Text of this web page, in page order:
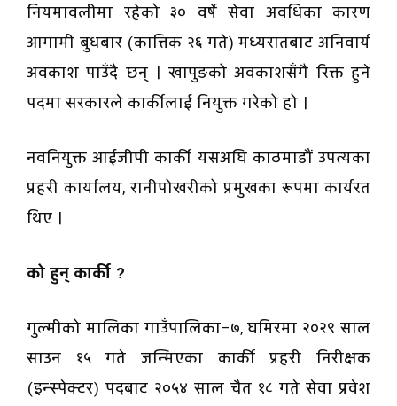
नियमावलीमा रहेको ३० वर्षे सेवा अवधिका कारण
आगामी बुधबार (कात्तिक २६ गते) मध्यरातबाट अनिवार्य
अवकाश पाउँदै छन् । खापुङको अवकाशसँगै रिक्त हुने
पदमा सरकारले कार्कीलाई नियुक्त गरेको हो ।
नवनियुक्त आईजीपी कार्की यसअघि काठमाडौं उपत्यका
प्रहरी कार्यालय, रानीपोखरीको प्रमुखका रूपमा कार्यरत
थिए ।
को हुन् कार्की ?
गुल्मीको मालिका गाउँपालिका–७, घमिरमा २०२९ साल
साउन १५ गते जन्मिएका कार्की प्रहरी निरीक्षक
(इन्स्पेक्टर) पदबाट २०५४ साल चैत १८ गते सेवा प्रवेश